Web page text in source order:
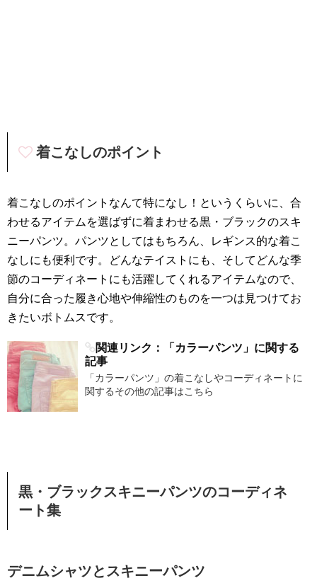
着こなしのポイント
着こなしのポイントなんて特になし！というくらいに、合
わせるアイテムを選ばずに着まわせる黒・ブラックのスキ
ニーパンツ。パンツとしてはもちろん、レギンス的な着こ
なしにも便利です。どんなテイストにも、そしてどんな季
節のコーディネートにも活躍してくれるアイテムなので、
自分に合った履き心地や伸縮性のものを一つは見つけてお
きたいボトムスです。
関連リンク：「カラーパンツ」に関する
記事
「カラーパンツ」の着こなしやコーディネートに
関するその他の記事はこちら
黒・ブラックスキニーパンツのコーディネ
ート集
デニムシャツとスキニーパンツ